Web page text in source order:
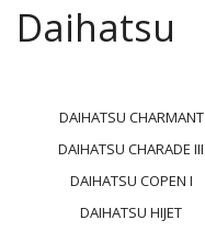
Daihatsu
DAIHATSU CHARMANT
DAIHATSU CHARADE III
DAIHATSU COPEN I
DAIHATSU HIJET